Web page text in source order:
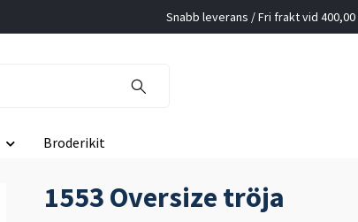
Snabb leverans / Fri frakt vid
Broderikit
1553 Oversize tröja